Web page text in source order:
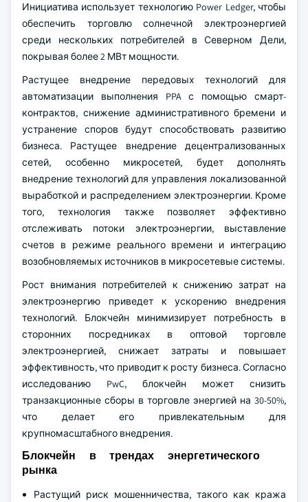
Инициатива использует технологию Power Ledger, чтобы
обеспечить торговлю солнечной электроэнергией
среди нескольких потребителей в Северном Дели,
покрывая более 2 МВт мощности.
Растущее внедрение передовых технологий для
автоматизации выполнения PPA с помощью смарт-
контрактов, снижение административного бремени и
устранение споров будут способствовать развитию
бизнеса. Растущее внедрение децентрализованных
сетей, особенно микросетей, будет дополнять
внедрение технологий для управления локализованной
выработкой и распределением электроэнергии. Кроме
того, технология также позволяет эффективно
отслеживать потоки электроэнергии, выставление
счетов в режиме реального времени и интеграцию
возобновляемых источников в микросетевые системы.
Рост внимания потребителей к снижению затрат на
электроэнергию приведет к ускорению внедрения
технологий. Блокчейн минимизирует потребность в
сторонних посредниках в оптовой торговле
электроэнергией, снижает затраты и повышает
эффективность, что приводит к росту бизнеса. Согласно
исследованию PwC, блокчейн может снизить
транзакционные сборы в торговле энергией на 30-50%,
что делает его привлекательным для
крупномасштабного внедрения.
Блокчейн в трендах энергетического
рынка
Растущий риск мошенничества, такого как кража